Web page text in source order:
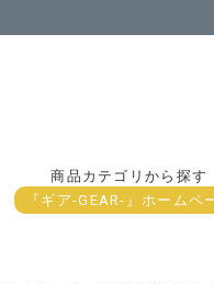
商品カテゴリから探す
『ギア-GEAR-』ホームペ